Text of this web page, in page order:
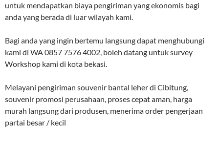
untuk mendapatkan biaya pengiriman yang ekonomis bagi
anda yang berada di luar wilayah kami.
Bagi anda yang ingin bertemu langsung dapat menghubungi
kami di WA 0857 7576 4002, boleh datang untuk survey
Workshop kami di kota bekasi.
Melayani pengiriman souvenir bantal leher di Cibitung,
souvenir promosi perusahaan, proses cepat aman, harga
murah langsung dari produsen, menerima order pengerjaan
partai besar / kecil